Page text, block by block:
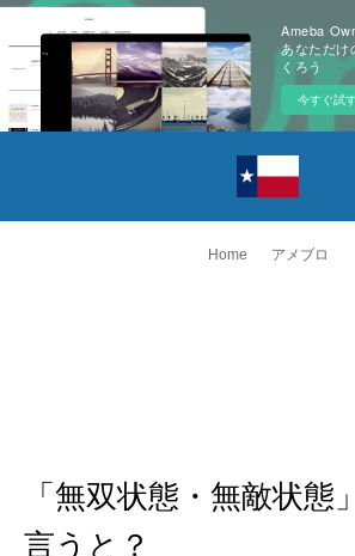
Ameba
あなただけ
くろう
今すぐ試
Home アメブロ
「無双状態・無敵状態
言うと？